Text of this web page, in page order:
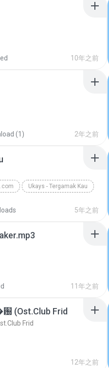
10年之前
(1) 2年之前
Ukays - Tergamak Kau
5年之前
11年之前
Frid
Frid
12年之前